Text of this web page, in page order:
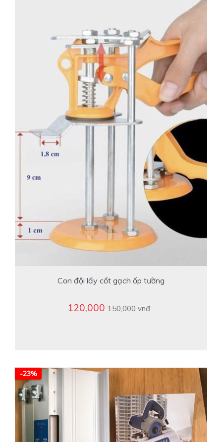
Con đội lấy cốt gạch ốp tường
120,000150,000 vnđ